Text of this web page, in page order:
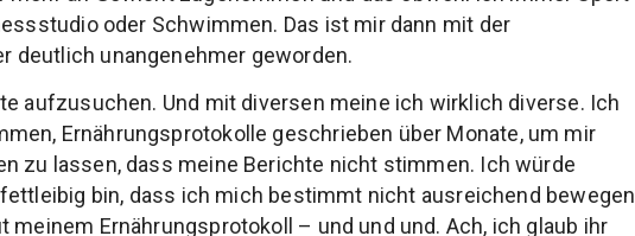
oder Schwimmen. Das ist mir dann mit der
deutlich unangenehmer geworden.
aufzusuchen. Und mit diversen meine ich wirklich diverse. Ich
Ernährungsprotokolle geschrieben über Monate, um mir
zu lassen, dass meine Berichte nicht stimmen. Ich würde
bin, dass ich mich bestimmt nicht ausreichend bewegen
Ernährungsprotokoll – und und und. Ach, ich glaub ihr